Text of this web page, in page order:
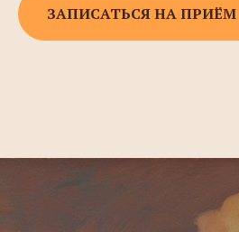
ЗАПИСАТЬСЯ НА ПРИЁМ